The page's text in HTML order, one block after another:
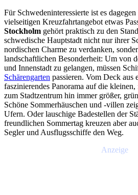
Für Schwedeninteressierte ist es
vielseitigen Kreuzfahrtangebot etwas
Stockholm gehört praktisch zu den
schwedische Hauptstadt nicht nur ihrer
nordischen Charme zu verdanken,
landschaftlichen Besonderheit: Um von
und Innenstadt zu gelangen, müssen
Schärengarten passieren. Vom Deck aus
faszinierendes Panorama auf die
zum Stadtzentrum hin immer größer,
Schöne Sommerhäuschen und -villen
Ufern. Oder lauschige Badestellen der
freundlichen Sommertag kreuzen aber
Segler und Ausflugsschiffe den Weg.
Anzeige